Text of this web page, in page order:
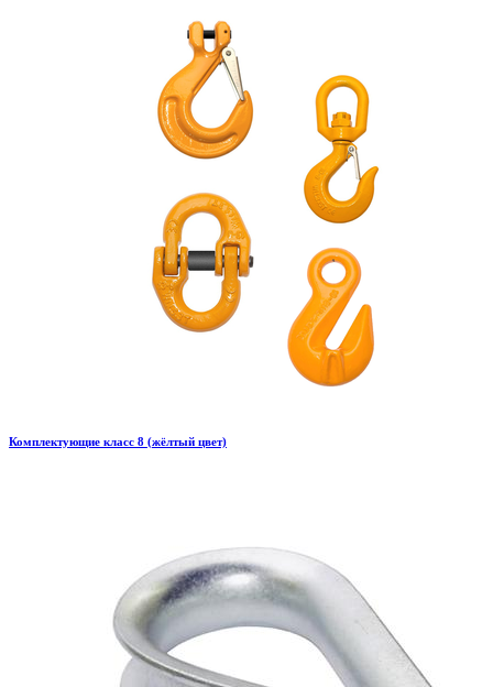
Комплектующие класс 8 (жёлтый цвет)